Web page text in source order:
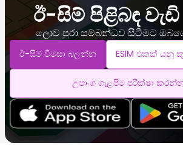
ඊ-සිම් පිළිබඳ
ලොව පුරා සම්බන්ධව සිටීමට
ඊ-සිම් විමසා බලන්න ESIM එකක් යනු
උපාංග ගැළපීම පරීක්ෂා